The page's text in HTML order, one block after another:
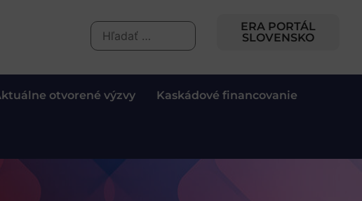
ERA PORTÁL
SLOVENSKO
otvorené výzvy Kaskádové financovanie